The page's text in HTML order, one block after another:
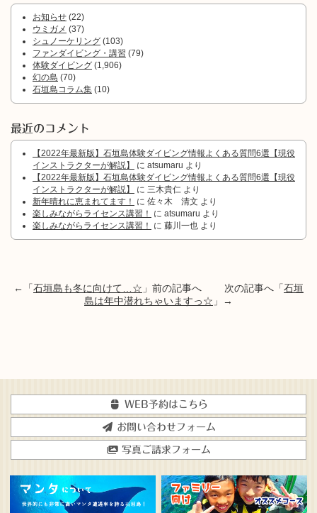
お知らせ (22)
ウミガメ (37)
シュノーケリング (103)
ファンダイビング・講習 (79)
体験ダイビング (1,906)
幻の島 (70)
石垣島コラム集 (10)
最近のコメント
【2022年最新版】石垣島体験ダイビング情報よくある質問6選【現役
インストラクターが解説】
に atsumaru より
【2022年最新版】石垣島体験ダイビング情報よくある質問6選【現役
インストラクターが解説】
に 三木貴仁 より
新年晴れに恵まれてます！
に 佐々木 清文 より
楽しみながらライセンス講習！
に atsumaru より
楽しみながらライセンス講習！
に 藤川一也 より
←「石垣島も冬に向けて…☆ 」前の記事へ 次の記事へ「石垣
島は年中潜れちゃいますっ☆ 」→
WEB予約はこちら
お問い合わせフォーム
写真ご請求フォーム